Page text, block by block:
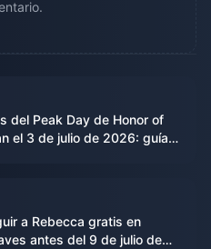
del Peak Day de Honor of
el 3 de julio de 2026: guía
a Rebecca gratis en
antes del 9 de julio de